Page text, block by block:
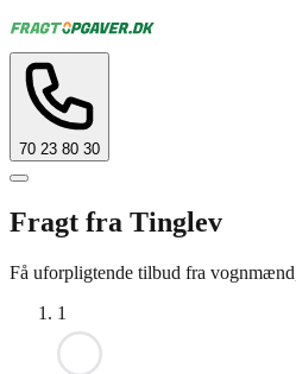
70 23 80 30
Fragt fra Tinglev
Få uforpligtende tilbud fra
1